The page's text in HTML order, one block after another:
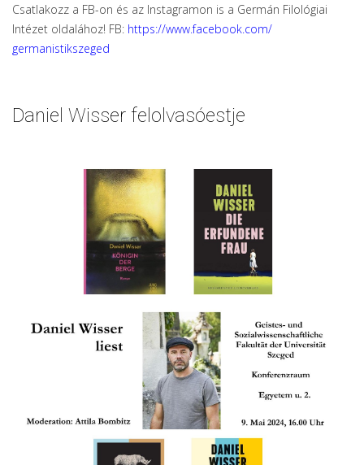
Csatlakozz a FB-on és az Instagramon is a Germán Filológiai
Intézet oldalához! FB: https://www.facebook.com/
germanistikszeged
Daniel Wisser felolvasóestje